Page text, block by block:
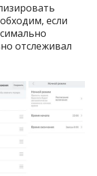
если
отслеживал